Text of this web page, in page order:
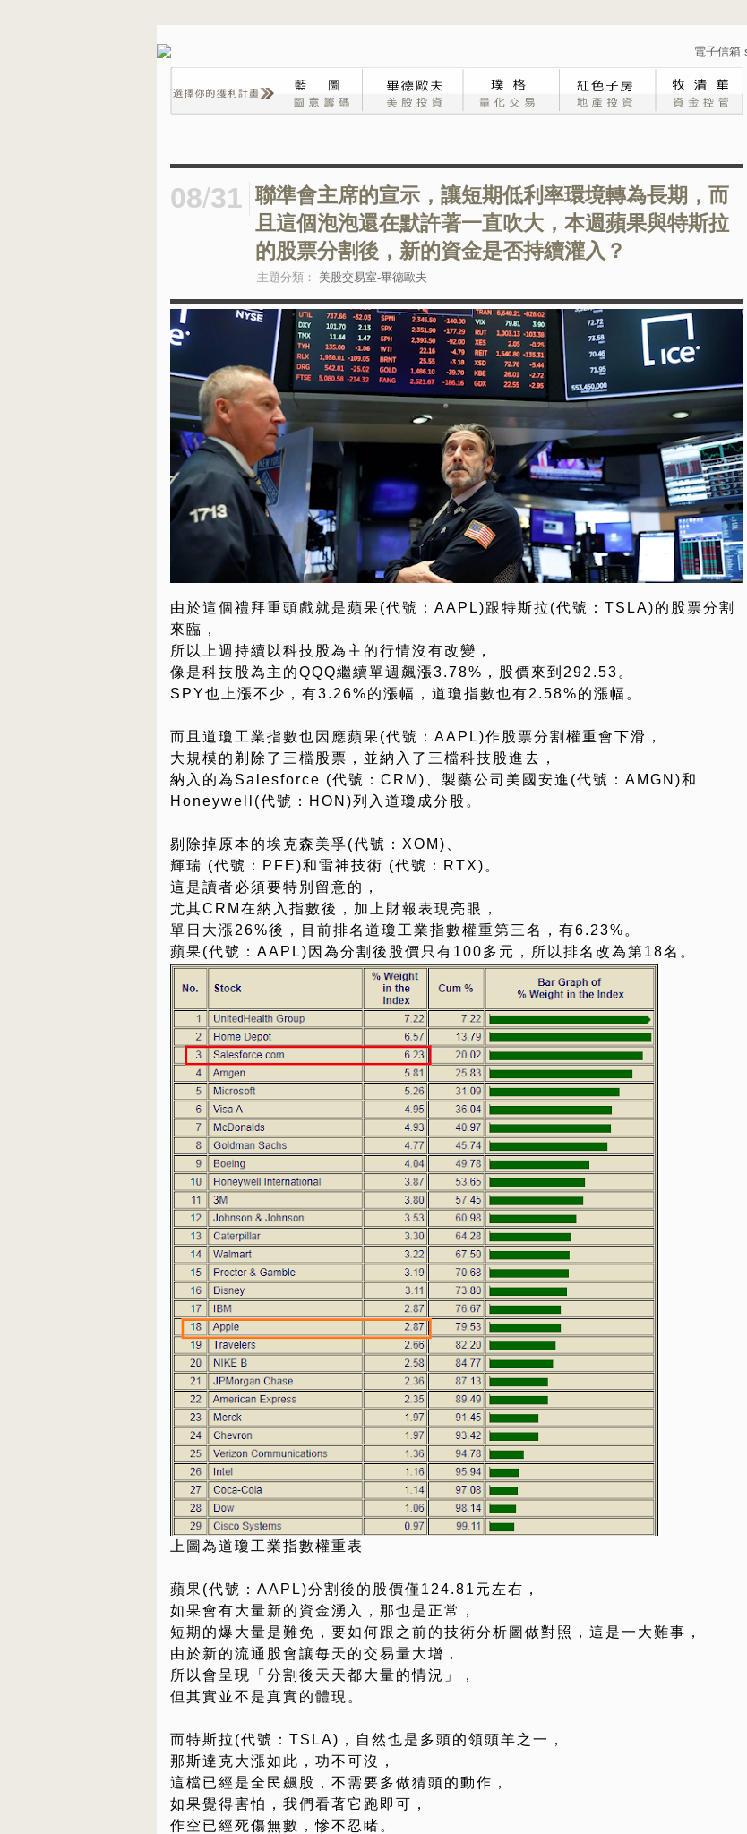
電子信箱
08/31 聯準會主席的宣示，讓短期低利率環境轉為長期，而
且這個泡泡還在默許著一直吹大，本週蘋果與特斯拉
的股票分割後，新的資金是否持續灌入？
主題分類： 美股交易室-畢德歐夫
由於這個禮拜重頭戲就是蘋果(代號：AAPL)跟特斯拉(代號：TSLA)的股票分割
來臨，
所以上週持續以科技股為主的行情沒有改變，
像是科技股為主的QQQ繼續單週飆漲3.78%，股價來到292.53。
SPY也上漲不少，有3.26%的漲幅，道瓊指數也有2.58%的漲幅。
而且道瓊工業指數也因應蘋果(代號：AAPL)作股票分割權重會下滑，
大規模的剃除了三檔股票，並納入了三檔科技股進去，
納入的為Salesforce (代號：CRM)、製藥公司美國安進(代號：AMGN)和
Honeywell(代號：HON)列入道瓊成分股。
剔除掉原本的埃克森美孚(代號：XOM)、
輝瑞 (代號：PFE)和雷神技術 (代號：RTX)。
這是讀者必須要特別留意的，
尤其CRM在納入指數後，加上財報表現亮眼，
單日大漲26%後，目前排名道瓊工業指數權重第三名，有6.23%。
蘋果(代號：AAPL)因為分割後股價只有100多元，所以排名改為第18名。
上圖為道瓊工業指數權重表
蘋果(代號：AAPL)分割後的股價僅124.81元左右，
如果會有大量新的資金湧入，那也是正常，
短期的爆大量是難免，要如何跟之前的技術分析圖做對照，這是一大難事，
由於新的流通股會讓每天的交易量大增，
所以會呈現「分割後天天都大量的情況」，
但其實並不是真實的體現。
而特斯拉(代號：TSLA)，自然也是多頭的領頭羊之一，
那斯達克大漲如此，功不可沒，
這檔已經是全民飆股，不需要多做猜頭的動作，
如果覺得害怕，我們看著它跑即可，
作空已經死傷無數，慘不忍睹。